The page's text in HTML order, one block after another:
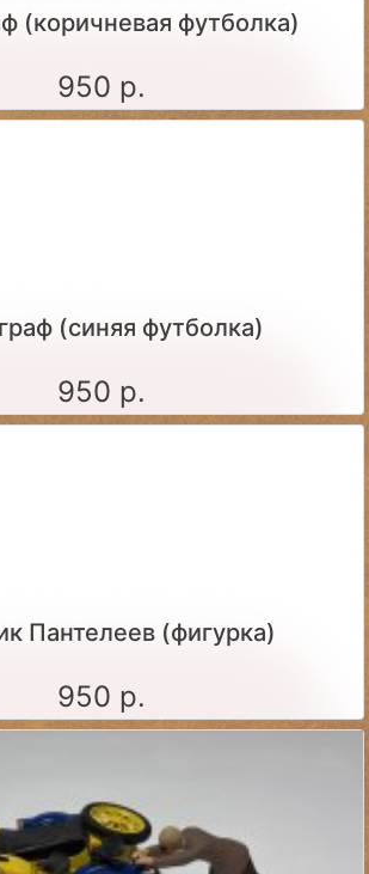
(коричневая футболка)
950 р.
(синяя футболка)
950 р.
Пантелеев (фигурка)
950 р.